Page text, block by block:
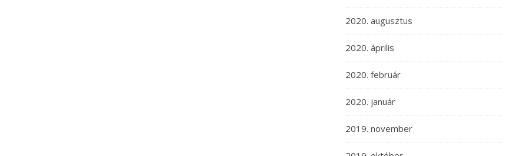
2020. augusztus
2020. április
2020. február
2020. január
2019. november